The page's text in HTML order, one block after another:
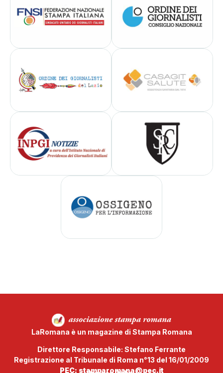
LaRomana è un magazine di Stampa Romana
Direttore Responsabile: Stefano Ferrante
Registrazione al Tribunale di Roma n°13 del 16/01/2009
PEC: stamparomana@pec.it